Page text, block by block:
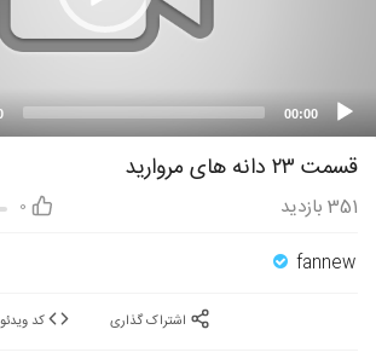
00:00
قسمت ۲۳ دانه های مروارید
0 351 بازدید
fannew